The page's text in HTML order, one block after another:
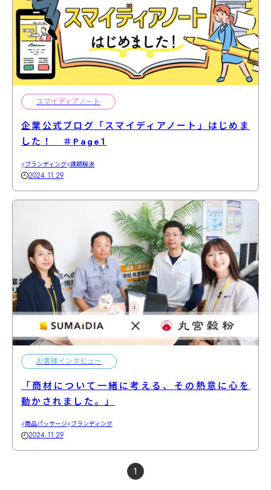
スマイディアノート
企業公式ブログ「スマイディアノート」はじめま
した！ ＃Page1
ブランディング 課題解決
2024.11.29
お客様インタビュー
「商材について一緒に考える、その熱意に心を
動かされました。」
商品パッケージ ブランディング
2024.11.29
1